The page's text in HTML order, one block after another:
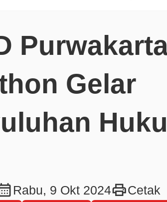
Gelar
Rabu, 9 Okt 2024printCetak